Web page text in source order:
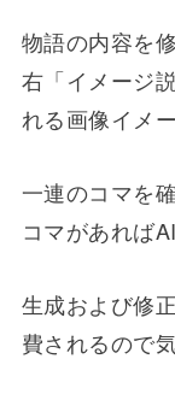
物語の内容を
右「イメージ
れる画像イメ
一連のコマを
コマがあれば
生成および修
費されるので